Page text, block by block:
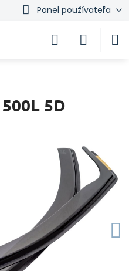
Panel používateľa
5D